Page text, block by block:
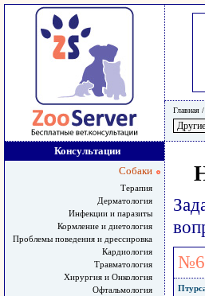
Главная /
Консультации
Собаки
Терапия
Дерматология
Инфекции и паразиты
Кормление и диетология
Проблемы поведения и дрессировка
Кардиология
Травматология
Хирургия и Онкология
Офтальмология